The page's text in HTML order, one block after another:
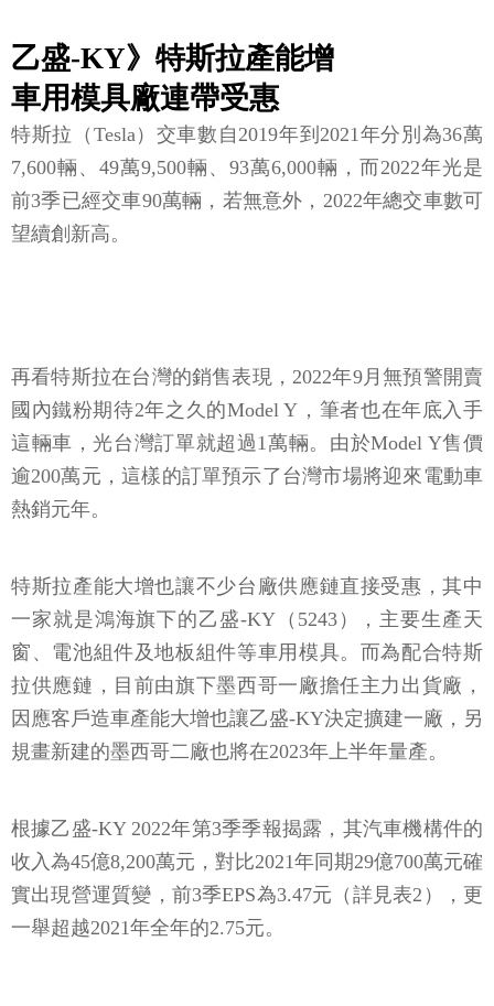
乙盛-KY》特斯拉產能增
車用模具廠連帶受惠
特斯拉（Tesla）交車數自2019年到2021年分別為36萬
7,600輛、49萬9,500輛、93萬6,000輛，而2022年光是
前3季已經交車90萬輛，若無意外，2022年總交車數可
望續創新高。
再看特斯拉在台灣的銷售表現，2022年9月無預警開賣
國內鐵粉期待2年之久的Model Y，筆者也在年底入手
這輛車，光台灣訂單就超過1萬輛。由於Model Y售價
逾200萬元，這樣的訂單預示了台灣市場將迎來電動車
熱銷元年。
特斯拉產能大增也讓不少台廠供應鏈直接受惠，其中
一家就是鴻海旗下的乙盛-KY（5243），主要生產天
窗、電池組件及地板組件等車用模具。而為配合特斯
拉供應鏈，目前由旗下墨西哥一廠擔任主力出貨廠，
因應客戶造車產能大增也讓乙盛-KY決定擴建一廠，另
規畫新建的墨西哥二廠也將在2023年上半年量產。
根據乙盛-KY 2022年第3季季報揭露，其汽車機構件的
收入為45億8,200萬元，對比2021年同期29億700萬元確
實出現營運質變，前3季EPS為3.47元（詳見表2），更
一舉超越2021年全年的2.75元。